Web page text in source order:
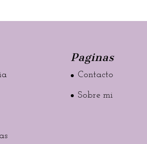
Paginas
Contacto
Sobre mi